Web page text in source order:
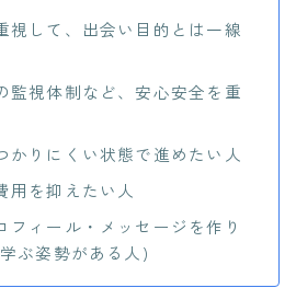
視して、出会い目的とは一線
監視体制など、安心安全を重
かりにくい状態で進めたい人
用を抑えたい人
フィール・メッセージを作り
ぶ姿勢がある人)